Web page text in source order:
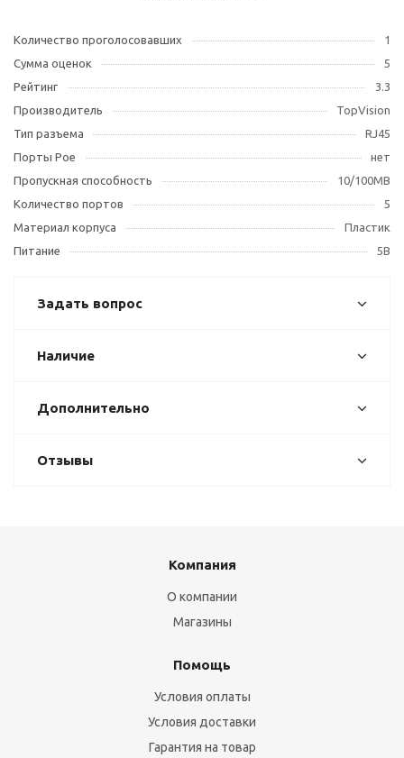
Количество проголосовавших
1
Сумма оценок
5
Рейтинг
3.3
Производитель
TopVision
Тип разъема
RJ45
Порты Poe
нет
Пропускная способность
10/100MB
Количество портов
5
Материал корпуса
Пластик
Питание
5В
Задать вопрос
Наличие
Дополнительно
Отзывы
Компания
О компании
Магазины
Помощь
Условия оплаты
Условия доставки
Гарантия на товар